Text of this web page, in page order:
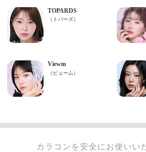
カラコンを安全にお使いい